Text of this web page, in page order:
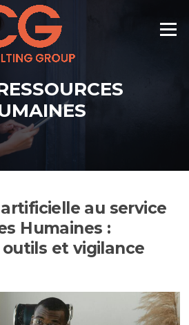
Menu
au service
Humaines :
et vigilance